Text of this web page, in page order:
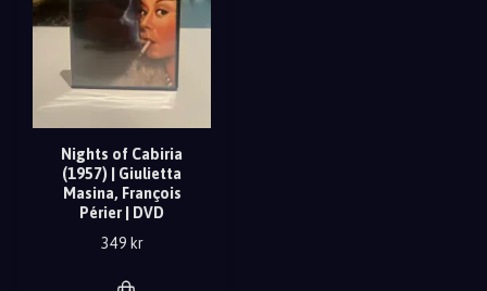
Nights of Cabiria
(1957) | Giulietta
Masina, François
Périer | DVD
349 kr